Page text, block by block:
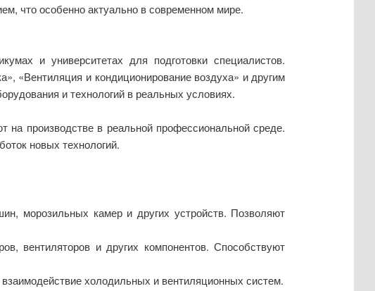
что особенно актуально в современном мире.
и университетах для подготовки специалистов.
«Вентиляция и кондиционирование воздуха» и другим
и технологий в реальных условиях.
на производстве в реальной профессиональной среде.
новых технологий.
морозильных камер и других устройств. Позволяют
вентиляторов и других компонентов. Способствуют
холодильных и вентиляционных систем.